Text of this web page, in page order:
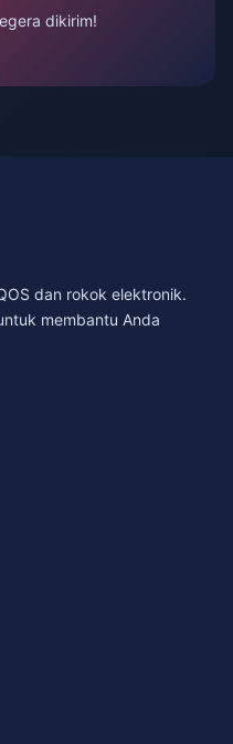
dikirim!
dan rokok elektronik.
membantu Anda